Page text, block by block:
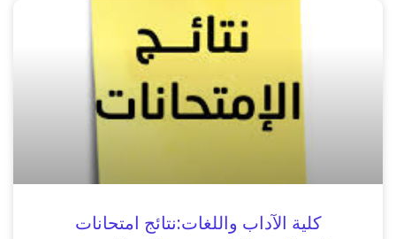
كلية الآداب واللغات:نتائج امتحانات